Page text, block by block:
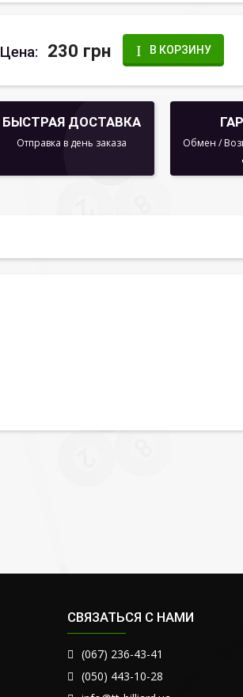
Цена: 230 грн В КОРЗИНУ
БЫСТРАЯ ДОСТАВКА
Отправка в день заказа
Обмен /
СВЯЗАТЬСЯ С НАМИ
(067) 236-43-41
(050) 443-10-28